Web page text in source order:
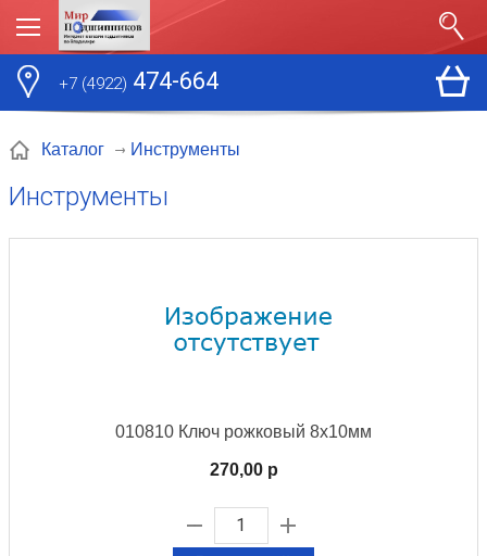
+7 (4922) 474-664
Каталог Инструменты
Инструменты
010810 Ключ рожковый 8х10мм
270,00 p